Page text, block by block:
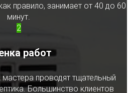
правило, занимает от 40 до 60
минут.
2
работ
проводят тщательный
Большинство клиентов